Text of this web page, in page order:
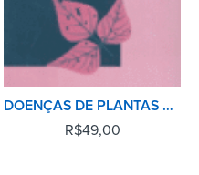
DOENÇAS DE PLANTAS TROPICAIS: EPIDEMIOLOGIA E CONTROLE ECONÔMICO
R$49,00